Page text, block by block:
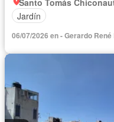
Santo Tomás
Jardín
06/07/2026 en - Gerardo